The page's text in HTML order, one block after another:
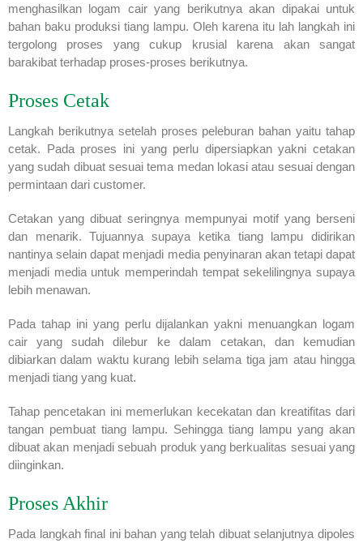
menghasilkan logam cair yang berikutnya akan dipakai untuk
bahan baku produksi tiang lampu. Oleh karena itu lah langkah ini
tergolong proses yang cukup krusial karena akan sangat
barakibat terhadap proses-proses berikutnya.
Proses Cetak
Langkah berikutnya setelah proses peleburan bahan yaitu tahap
cetak. Pada proses ini yang perlu dipersiapkan yakni cetakan
yang sudah dibuat sesuai tema medan lokasi atau sesuai dengan
permintaan dari customer.
Cetakan yang dibuat seringnya mempunyai motif yang berseni
dan menarik. Tujuannya supaya ketika tiang lampu didirikan
nantinya selain dapat menjadi media penyinaran akan tetapi dapat
menjadi media untuk memperindah tempat sekelilingnya supaya
lebih menawan.
Pada tahap ini yang perlu dijalankan yakni menuangkan logam
cair yang sudah dilebur ke dalam cetakan, dan kemudian
dibiarkan dalam waktu kurang lebih selama tiga jam atau hingga
menjadi tiang yang kuat.
Tahap pencetakan ini memerlukan kecekatan dan kreatifitas dari
tangan pembuat tiang lampu. Sehingga tiang lampu yang akan
dibuat akan menjadi sebuah produk yang berkualitas sesuai yang
diinginkan.
Proses Akhir
Pada langkah final ini bahan yang telah dibuat selanjutnya dipoles